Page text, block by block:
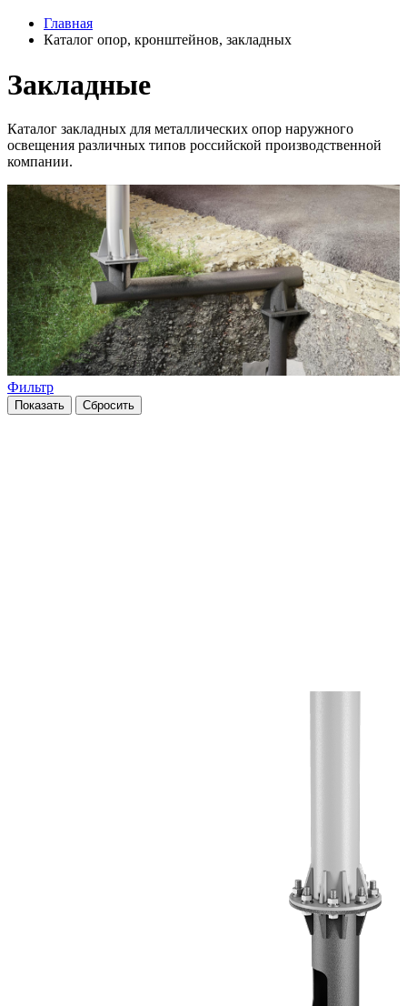
Главная
Каталог опор, кронштейнов, закладных
Закладные
Каталог закладных для металлических опор наружного
освещения различных типов российской производственной
компании.
Фильтр